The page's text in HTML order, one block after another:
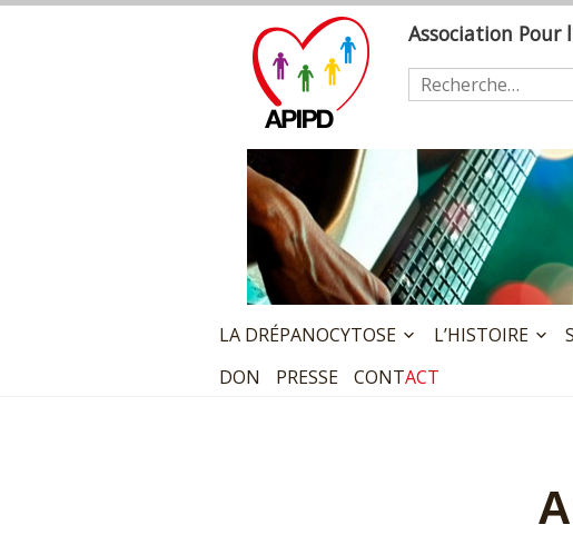
Association Pour
Rechercher:
LA DRÉPANOCYTOSE L’HISTOIRE
DON
PRESSE CONTACT